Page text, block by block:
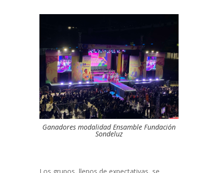
Ganadores modalidad Ensamble Fundación
Sondeluz